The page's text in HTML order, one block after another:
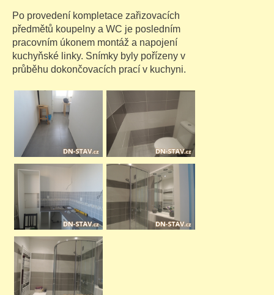
Po provedení kompletace zařizovacích
předmětů koupelny a WC je posledním
pracovním úkonem montáž a napojení
kuchyňské linky. Snímky byly pořízeny v
průběhu dokončovacích prací v kuchyni.